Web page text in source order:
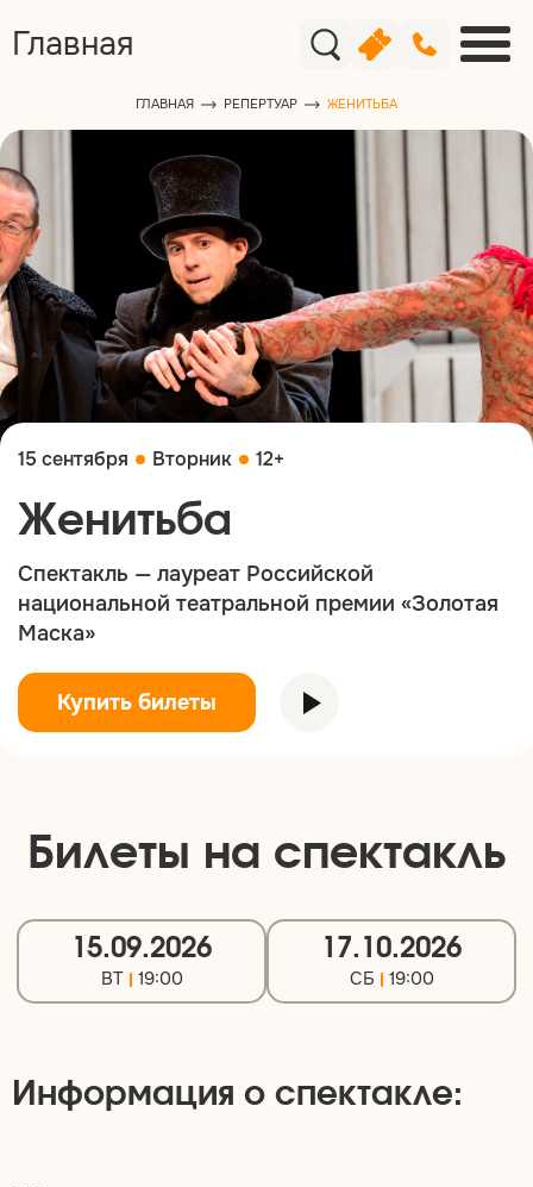
Главная
ГЛАВНАЯ РЕПЕРТУАР ЖЕНИТЬБА
15 сентября Вторник 12+
Женитьба
Спектакль — лауреат Российской
национальной театральной премии «Золотая
Маска»
Купить билеты
Билеты на спектакль
15.09.2026
ВТ 19:00
17.10.2026
СБ 19:00
Информация о спектакле: